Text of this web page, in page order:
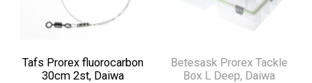
Tafs Prorex fluorocarbon
30cm 2st, Daiwa
Betesask Prorex Tackle
Box L Deep, Daiwa